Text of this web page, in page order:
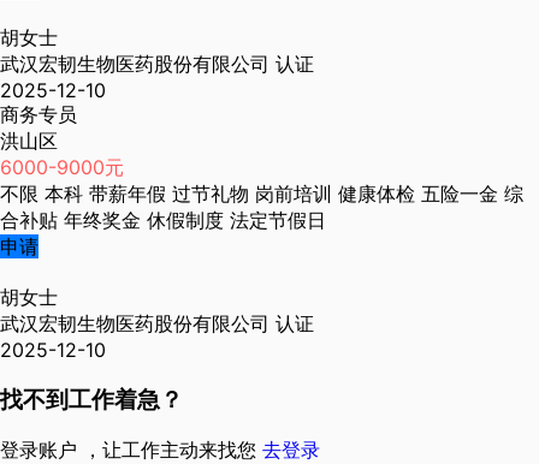
胡女士
武汉宏韧生物医药股份有限公司 认证
2025-12-10
商务专员
洪山区
6000-9000元
不限 本科 带薪年假 过节礼物 岗前培训 健康体检 五险一金 综
合补贴 年终奖金 休假制度 法定节假日
申请
胡女士
武汉宏韧生物医药股份有限公司 认证
2025-12-10
找不到工作着急？
登录账户 ，让工作主动来找您 去登录